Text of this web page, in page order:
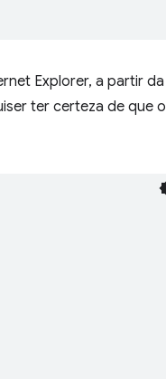
Explorer, a partir da
ter certeza de que o